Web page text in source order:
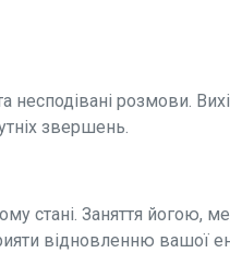
несподівані розмови.
звершень.
стані. Заняття йогою,
відновленню вашої